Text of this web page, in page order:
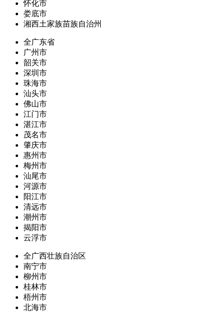
怀化市
娄底市
湘西土家族苗族自治州
全广东省
广州市
韶关市
深圳市
珠海市
汕头市
佛山市
江门市
湛江市
茂名市
肇庆市
惠州市
梅州市
汕尾市
河源市
阳江市
清远市
潮州市
揭阳市
云浮市
全广西壮族自治区
南宁市
柳州市
桂林市
梧州市
北海市